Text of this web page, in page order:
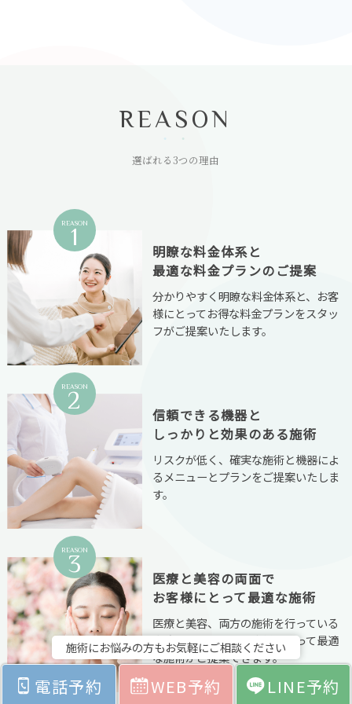
REASON
選ばれる3つの理由
REASON
1
明瞭な料金体系と
最適な料金プランのご提案
分かりやすく明瞭な料金体系と、お客
様にとってお得な料金プランをスタッ
フがご提案いたします。
REASON
2
信頼できる機器と
しっかりと効果のある施術
リスクが低く、確実な施術と機器によ
るメニューとプランをご提案いたしま
す。
REASON
3
医療と美容の両面で
お客様にとって最適な施術
医療と美容、両方の施術を行っている
当院だからこそ、お客様にとって最適
な施術がご提案できます。
施術にお悩みの方もお気軽にご相談ください
電話予約 WEB予約 LINE予約